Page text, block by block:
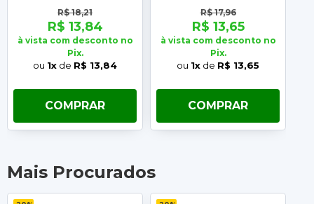
1/4 x 1/4
R$ 18,21
R$ 13,84
à vista com desconto no
Pix.
ou 1x de R$ 13,84
COMPRAR
R$ 17,96
R$ 13,65
à vista com desconto no
Pix.
ou 1x de R$ 13,65
COMPRAR
Mais Procurados